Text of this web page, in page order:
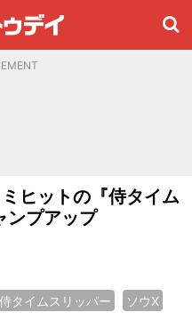
ヒットの『侍タイム
ンプアップ
侍タイムスリッパー
ソウX